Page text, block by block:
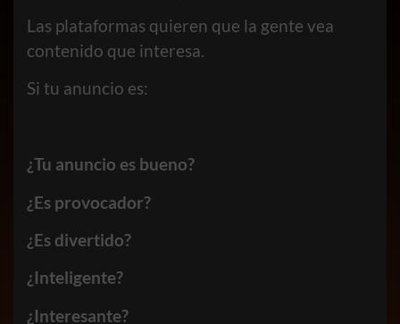
Las plataformas quieren que la gente vea
contenido que interesa.
Si tu anuncio es:
¿Tu anuncio es bueno?
¿Es provocador?
¿Es divertido?
¿Inteligente?
¿Interesante?